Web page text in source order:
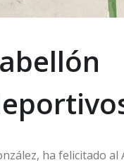
ha felicitado al